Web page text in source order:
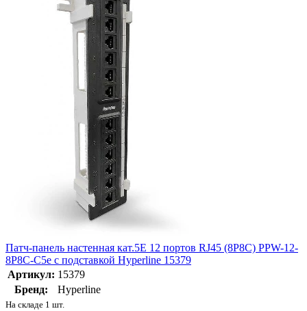
Патч-панель настенная кат.5E 12 портов RJ45 (8P8C) PPW-12-
8P8C-C5e с подставкой Hyperline 15379
Артикул: 15379
Бренд:
Hyperline
На складе 1 шт.